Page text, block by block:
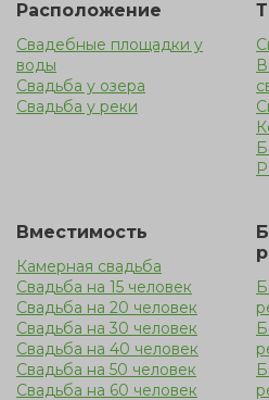
относительно недорогой
дарит неограниченные
закрытого помещения. Такая
природе является
помнить, что на открытой
застать дождь, поэтому
Расположение
Свадебные площадки у
воды
Свадьба у озера
Свадьба у реки
Вместимость
Камерная свадьба
Свадьба на 15 человек
Свадьба на 20 человек
Свадьба на 30 человек
Свадьба на 40 человек
Свадьба на 50 человек
Свадьба на 60 человек